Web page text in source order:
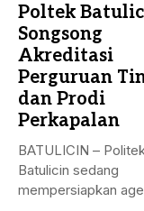
Poltek
Songsong
Akreditasi
Perguruan
dan Prodi
Perkapalan
BATULICIN –
Batulicin sedang
mempersiapkan